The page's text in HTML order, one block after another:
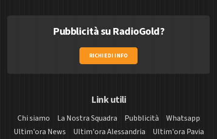
Pubblicità su RadioGold?
RICHIEDI INFO
Link utili
Chi siamo La Nostra Squadra Pubblicità
Whatsapp
Ultim'ora News
Ultim'ora Alessandria
Ultim'ora Pavia